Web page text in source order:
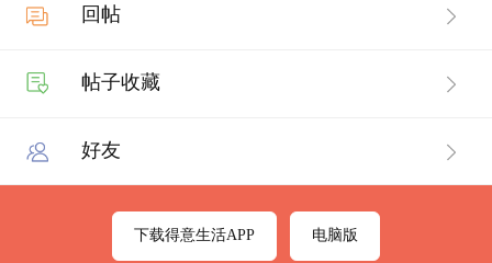
回帖
帖子收藏
好友
下载得意生活APP 电脑版